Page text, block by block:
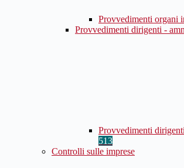
Provvedimenti organi
Provvedimenti dirigenti -
Provvedimenti
513
Controlli sulle imprese